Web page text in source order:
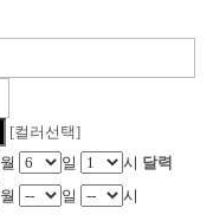
[컬러선택]
월 일 시 달력
월 일
시